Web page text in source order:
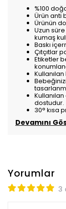
%100
Ürün anti
Ürünün
Uzun süre
kumaş
Baskı
Çıtçıtlar
Etiketler
dostudur.
30° kısa
Devamını
Yorumlar
3